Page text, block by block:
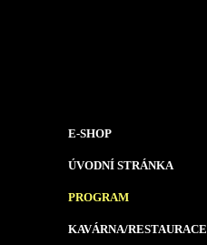
E-SHOP
ÚVODNÍ STRÁNKA
PROGRAM
KAVÁRNA/RESTAURACE